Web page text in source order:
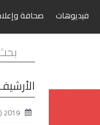
فيديوهات صحافة
البحث...
2019
(271)